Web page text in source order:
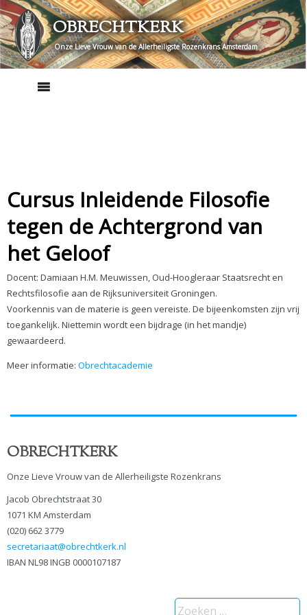
Skip
to
content
OBRECHTKERK
Onze Lieve Vrouw van de Allerheiligste Rozenkrans Amsterdam
Cursus Inleidende Filosofie
tegen de Achtergrond van
het Geloof
Docent: Damiaan H.M. Meuwissen, Oud-Hoogleraar Staatsrecht en
Rechtsfilosofie aan de Rijksuniversiteit Groningen.
Voorkennis van de materie is geen vereiste. De bijeenkomsten zijn vrij
toegankelijk. Niettemin wordt een bijdrage (in het mandje)
gewaardeerd.
Meer informatie: Obrechtacademie
OBRECHTKERK
Onze Lieve Vrouw van de Allerheiligste Rozenkrans
Jacob Obrechtstraat 30
1071 KM Amsterdam
(020) 662 3779
secretariaat@obrechtkerk.nl
IBAN NL98 INGB 0000107187
Zoeken